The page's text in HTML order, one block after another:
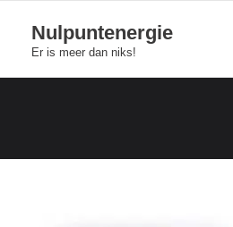
content
Nulpuntenergie
Er is meer dan niks!